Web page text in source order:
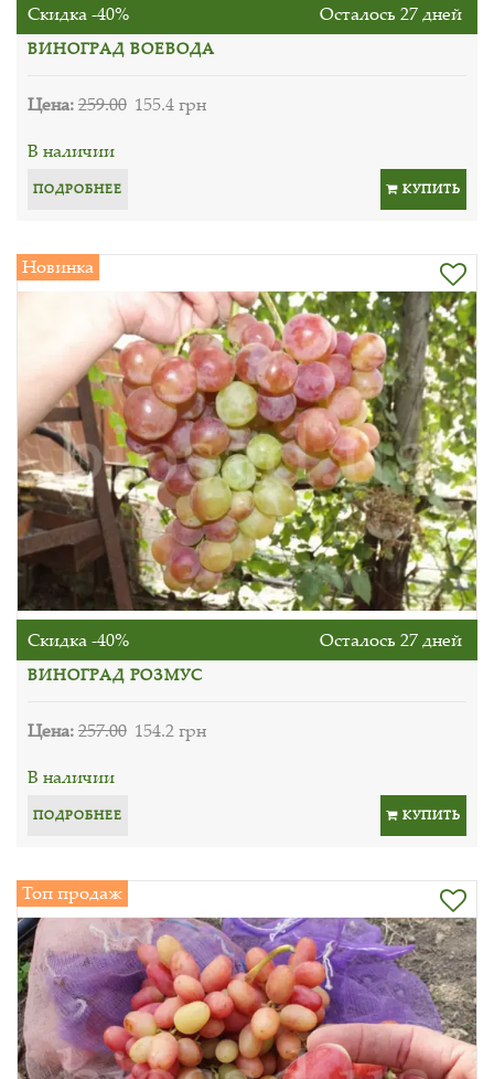
Скидка -40% Осталось 27 дней
ВИНОГРАД ВОЕВОДА
Цена:259.00 155.4 грн
В наличии
ПОДРОБНЕЕ КУПИТЬ
Новинка
Скидка -40% Осталось 27 дней
ВИНОГРАД РОЗМУС
Цена:257.00 154.2 грн
В наличии
ПОДРОБНЕЕ КУПИТЬ
Топ продаж